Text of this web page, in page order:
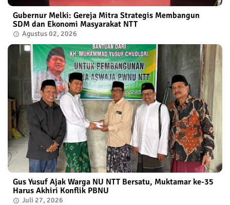
Gubernur Melki: Gereja Mitra Strategis Membangun
SDM dan Ekonomi Masyarakat NTT
Agustus 02, 2026
Gus Yusuf Ajak Warga NU NTT Bersatu, Muktamar ke-35
Harus Akhiri Konflik PBNU
Juli 27, 2026